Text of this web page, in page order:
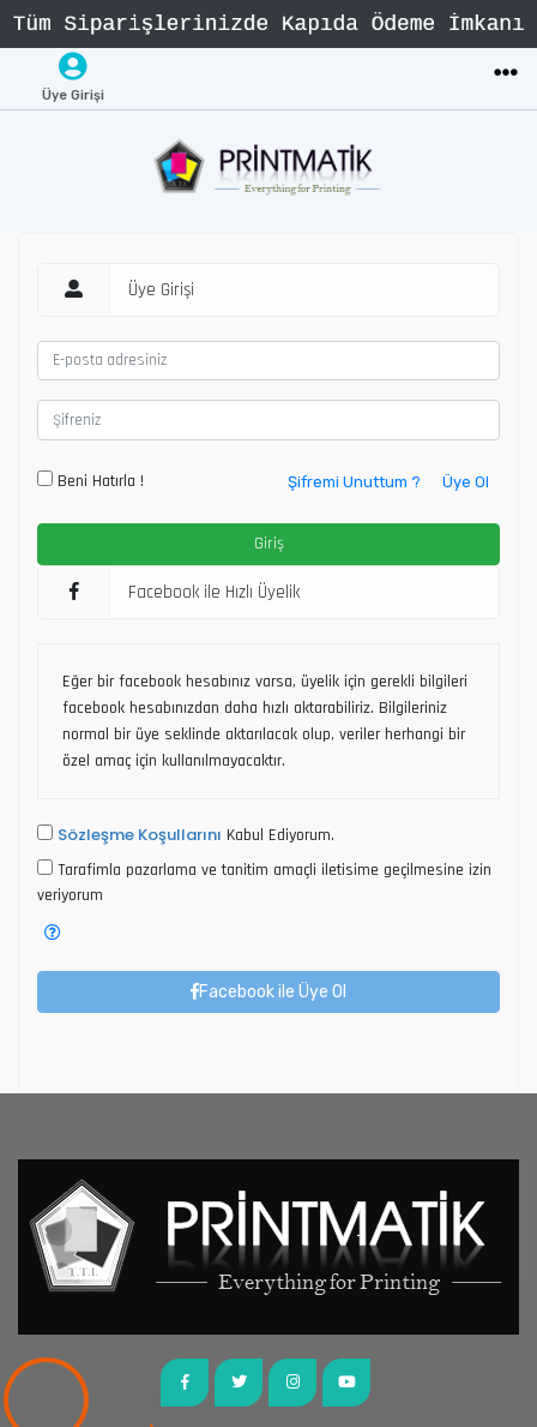
Üye Girişi
Üye Girişi
Beni Hatırla ! Üye Ol
Şifremi Unuttum ?
Facebook ile Hızlı Üyelik
Eğer bir facebook hesabınız varsa, üyelik için gerekli bilgileri
facebook hesabınızdan daha hızlı aktarabiliriz. Bilgileriniz
normal bir üye seklinde aktarılacak olup, veriler herhangi bir
özel amaç için kullanılmayacaktır.
Sözleşme Koşullarını Kabul Ediyorum.
Tarafimla pazarlama ve tanitim amaçli iletisime geçilmesine izin
veriyorum
Facebook ile Üye Ol